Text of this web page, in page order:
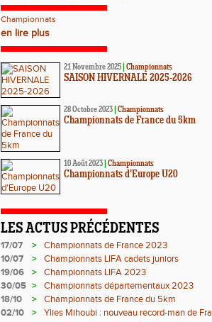
Championnats
en lire plus
21 Novembre 2025 Championnats
SAISON HIVERNALE 2025-2026
28 Octobre 2023 Championnats
Championnats de France du 5km
10 Août 2023 Championnats
Championnats d'Europe U20
LES ACTUS PRÉCÉDENTES
17/07 >
Championnats de France 2023
10/07
>
Championnats LIFA cadets juniors
19/06
>
Championnats LIFA 2023
30/05 >
Championnats départementaux 2023
18/10
>
Championnats de France du 5km
02/10
>
Ylies Mihoubi : nouveau record-man de